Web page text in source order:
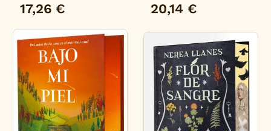
17,26 € 20,14 €